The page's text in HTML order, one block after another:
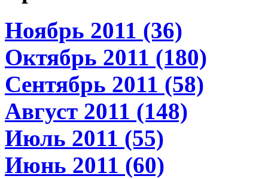
Ноябрь 2011 (36)
Октябрь 2011 (180)
Сентябрь 2011 (58)
Август 2011 (148)
Июль 2011 (55)
Июнь 2011 (60)